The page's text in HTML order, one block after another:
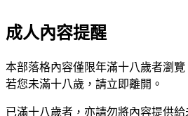
成人內容提醒
本部落格內容僅限年滿十八歲者瀏覽
若您未滿十八歲，請立即離開。
已滿十八歲者，亦請勿將內容提供給